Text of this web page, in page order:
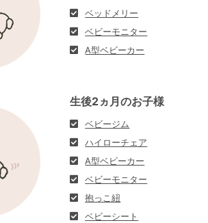
ベッドメリー
ベビーモニター
A型ベビーカー
生後2ヵ月のお子様
ベビージム
ハイローチェア
A型ベビーカー
ベビーモニター
抱っこ紐
ベビーシート